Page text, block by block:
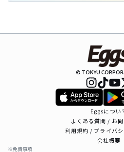
© TOKYU
Eggsについ
よくある質問 / お
利用規約 / プライバ
会社概要
※免責事項